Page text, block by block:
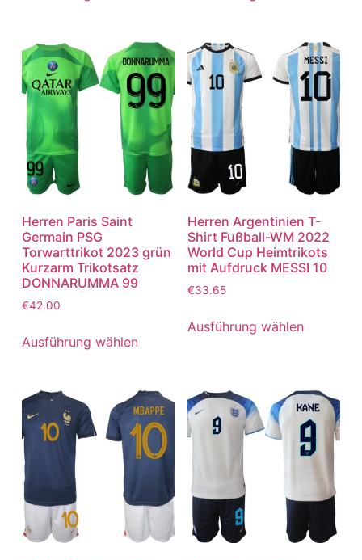
Herren Paris Saint
Germain PSG
Torwarttrikot 2023 grün
Kurzarm Trikotsatz
DONNARUMMA 99
€42.00
Ausführung wählen
Herren Argentinien T-
Shirt Fußball-WM 2022
World Cup Heimtrikots
mit Aufdruck MESSI 10
€33.65
Ausführung wählen